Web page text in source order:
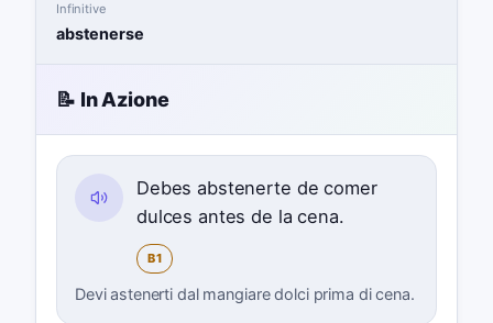
Infinitive
abstenerse
📝 In Azione
Debes abstenerte de comer
dulces antes de la cena.
B1
Devi astenerti dal mangiare dolci prima di cena.